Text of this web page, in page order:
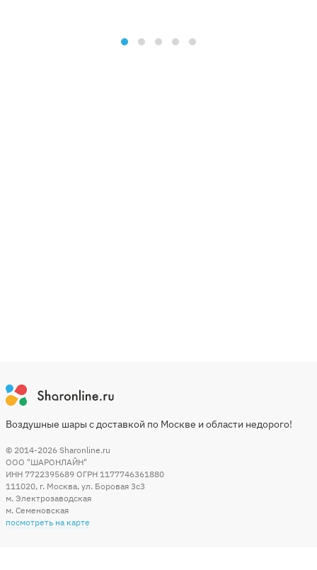
Воздушные шары с доставкой по Москве и области недорого!
© 2014-2026 Sharonline.ru
ООО "ШАРОНЛАЙН"
ИНН 7722395689 ОГРН 1177746361880
111020, г. Москва, ул. Боровая 3c3
м. Электрозаводская
м. Семеновская
посмотреть на карте